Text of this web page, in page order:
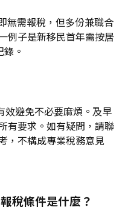
無需報稅，但多份兼職合
例子是新移民首年需按居
。
避免不必要麻煩。及早
有要求。如有疑問，請聯
，不構成專業稅務意見
稅條件是什麼？